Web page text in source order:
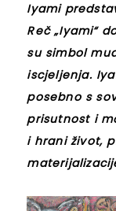
Iyami
Reč „Iyami“
su simbol
iscjeljenja.
posebno s
prisutnost i
i hrani život,